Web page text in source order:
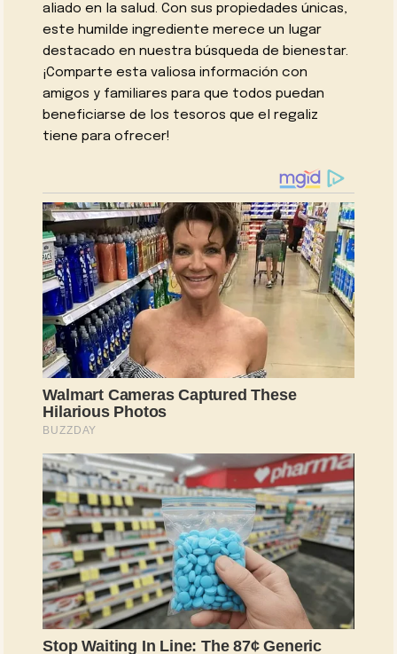
aliado en la salud. Con sus propiedades únicas,
este humilde ingrediente merece un lugar
destacado en nuestra búsqueda de bienestar.
¡Comparte esta valiosa información con
amigos y familiares para que todos puedan
beneficiarse de los tesoros que el regaliz
tiene para ofrecer!